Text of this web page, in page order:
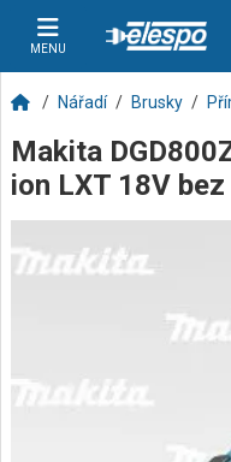
MENU
Nářadí Brusky
Makita
ion LXT 18V